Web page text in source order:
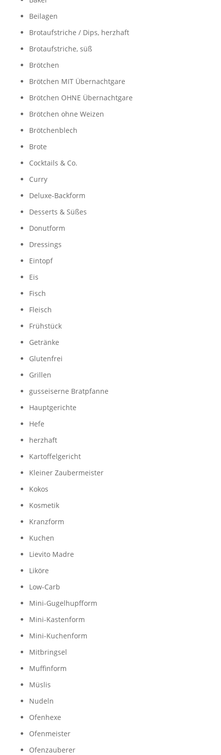
Beilagen
Brotaufstriche / Dips, herzhaft
Brotaufstriche, süß
Brötchen
Brötchen MIT Übernachtgare
Brötchen OHNE Übernachtgare
Brötchen ohne Weizen
Brötchenblech
Brote
Cocktails & Co.
Curry
Deluxe-Backform
Desserts & Süßes
Donutform
Dressings
Eintopf
Eis
Fisch
Fleisch
Frühstück
Getränke
Glutenfrei
Grillen
gusseiserne Bratpfanne
Hauptgerichte
Hefe
herzhaft
Kartoffelgericht
Kleiner Zaubermeister
Kokos
Kosmetik
Kranzform
Kuchen
Lievito Madre
Liköre
Low-Carb
Mini-Gugelhupfform
Mini-Kastenform
Mini-Kuchenform
Mitbringsel
Muffinform
Müslis
Nudeln
Ofenhexe
Ofenmeister
Ofenzauberer